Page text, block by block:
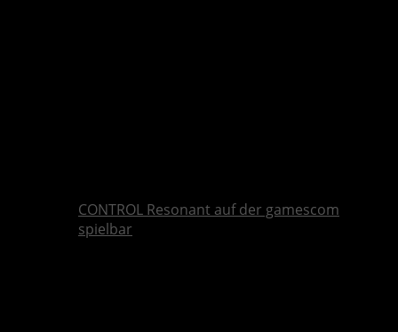
CONTROL Resonant auf der gamescom
spielbar